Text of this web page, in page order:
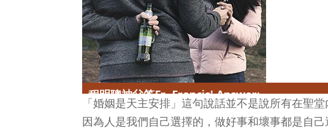
程明聰神父答Fr. Francis' Answer:
「婚姻是天主安排」這句說話並不是說所有在聖
因為人是我們自己選擇的，做好事和壞事都是自己